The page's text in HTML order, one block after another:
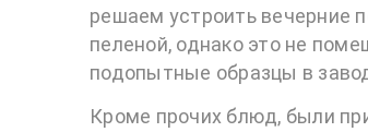
решаем устроить вечерние
пеленой, однако это не
подопытные образцы в
Кроме прочих блюд, были